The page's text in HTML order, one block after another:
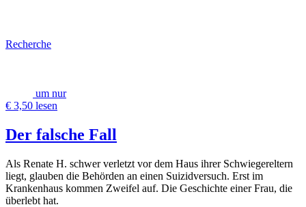
Recherche
um nur
€ 3,50 lesen
Der falsche Fall
Als Renate H. schwer verletzt vor dem Haus ihrer Schwiegereltern
liegt, glauben die Behörden an einen Suizidversuch. Erst im
Krankenhaus kommen Zweifel auf. Die Geschichte einer Frau, die
überlebt hat.